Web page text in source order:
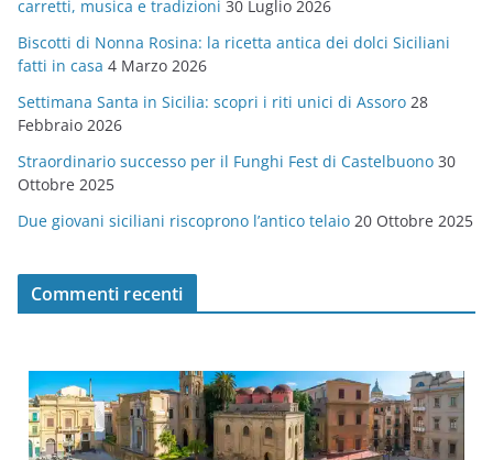
r
i
e
carretti, musica e tradizioni 30 Luglio 2026
Biscotti di Nonna Rosina: la ricetta antica dei dolci Siciliani
fatti in casa 4 Marzo 2026
Settimana Santa in Sicilia: scopri i riti unici di Assoro 28
Febbraio 2026
Straordinario successo per il Funghi Fest di Castelbuono 30
Ottobre 2025
Due giovani siciliani riscoprono l’antico telaio 20 Ottobre 2025
Commenti recenti